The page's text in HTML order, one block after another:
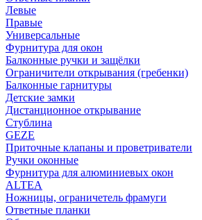
Левые
Правые
Универсальные
Фурнитура для окон
Балконные ручки и защёлки
Ограничители открывания (гребенки)
Балконные гарнитуры
Детские замки
Дистанционное открывание
Стублина
GEZE
Приточные клапаны и проветриватели
Ручки оконные
Фурнитура для алюминиевых окон
ALTEA
Ножницы, ограничетель фрамуги
Ответные планки